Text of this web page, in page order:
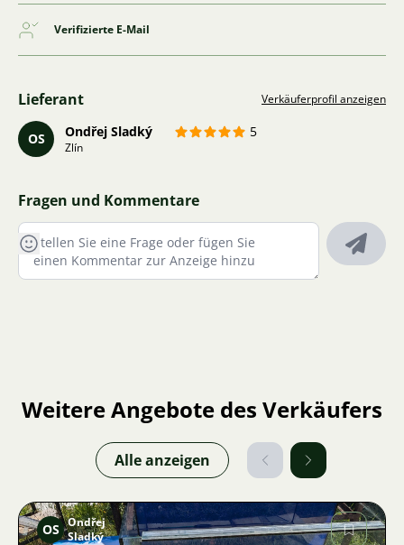
Verifizierte E-Mail
Lieferant Verkäuferprofil anzeigen
OS Ondřej Sladký 5
Zlín
Fragen und Kommentare
Weitere Angebote des Verkäufers
Alle anzeigen
OS Ondřej
Sladký